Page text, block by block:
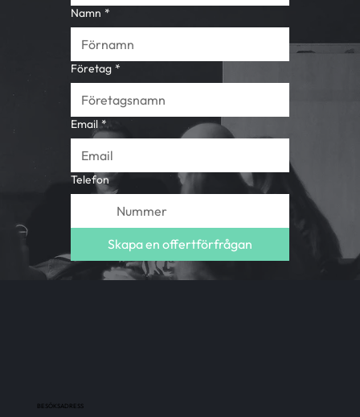
Namn *
Företag *
Email *
Telefon
Skapa en offertförfrågan
BESÖKSADRESS